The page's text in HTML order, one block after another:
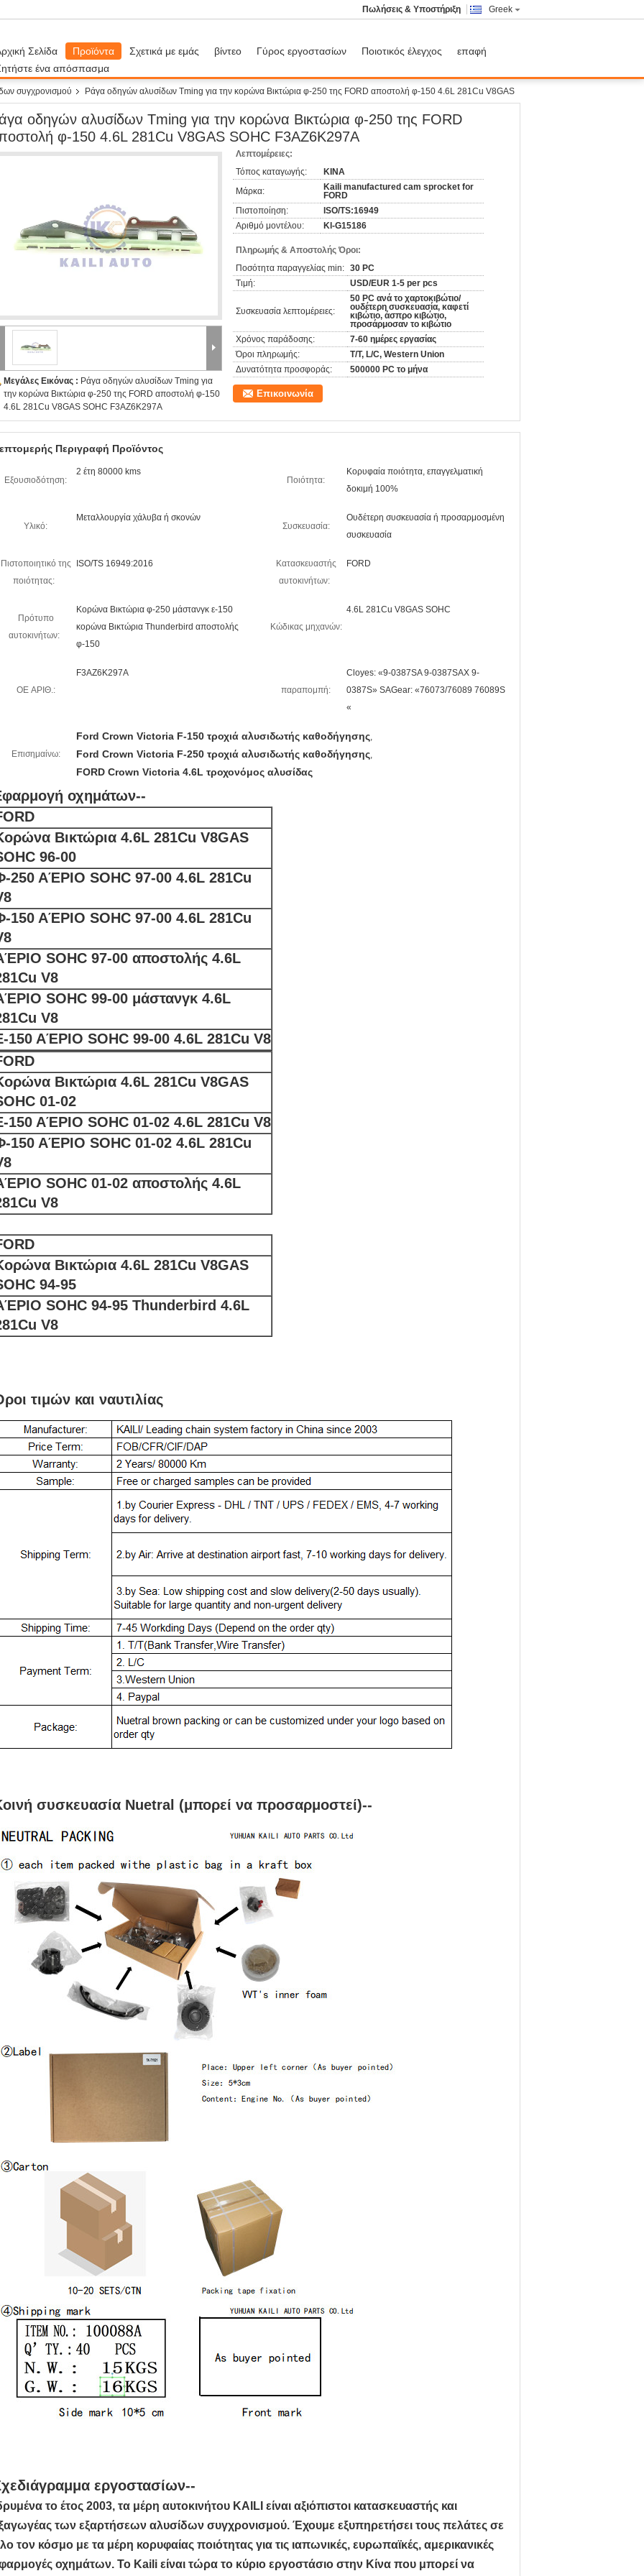
Greek
Πωλήσεις & Υποστήριξη
Σελίδα Προϊόντα Σχετικά με εμάς βίντεο Γύρος εργοστασίων Ποιοτικός έλεγχος
επαφή
ένα απόσπασμα
συγχρονισμού Ράγα οδηγών αλυσίδων Tming για την κορώνα Βικτώρια φ-250 της FORD αποστολή φ-150 4.6L 281Cu V8GAS
οδηγών αλυσίδων Tming για την κορώνα Βικτώρια φ-250 της FORD
φ-150 4.6L 281Cu V8GAS SOHC F3AZ6K297A
Μεγάλες Εικόνας : Ράγα οδηγών αλυσίδων Tming για
την κορώνα Βικτώρια φ-250 της FORD αποστολή φ-150
4.6L 281Cu V8GAS SOHC F3AZ6K297A
Λεπτομέρειες:
Τόπος καταγωγής:
ΚΙΝΑ
Μάρκα:
Kaili manufactured cam sprocket for
FORD
Πιστοποίηση:
ISO/TS:16949
Αριθμό μοντέλου:
Kl-G15186
Πληρωμής & Αποστολής Όροι:
Ποσότητα παραγγελίας min: 30 PC
Τιμή:
USD/EUR 1-5 per pcs
Συσκευασία λεπτομέρειες:
50 PC ανά το χαρτοκιβώτιο/
ουδέτερη συσκευασία, καφετί
κιβώτιο, άσπρο κιβώτιο,
προσάρμοσαν το κιβώτιο
Χρόνος παράδοσης:
7-60 ημέρες εργασίας
Όροι πληρωμής:
T/T, L/C, Western Union
Δυνατότητα προσφοράς:
500000 PC το μήνα
Επικοινωνία
Περιγραφή Προϊόντος
Εξουσιοδότηση:
2 έτη 80000 kms
Ποιότητα:
Κορυφαία ποιότητα, επαγγελματική
δοκιμή 100%
Υλικό:
Μεταλλουργία χάλυβα ή σκονών
Συσκευασία:
Ουδέτερη συσκευασία ή προσαρμοσμένη
συσκευασία
Πιστοποιητικό της
ποιότητας:
ISO/TS 16949:2016
Κατασκευαστής
αυτοκινήτων:
FORD
Πρότυπο
αυτοκινήτων:
Κορώνα Βικτώρια φ-250 μάστανγκ ε-150
κορώνα Βικτώρια Thunderbird αποστολής
φ-150
Κώδικας μηχανών:
4.6L 281Cu V8GAS SOHC
OE ΑΡΙΘ.:
F3AZ6K297A
παραπομπή:
Cloyes: «9-0387SA 9-0387SAX 9-
0387S» SAGear: «76073/76089 76089S
«
Επισημαίνω:
Ford Crown Victoria F-150 τροχιά αλυσιδωτής καθοδήγησης,
Ford Crown Victoria F-250 τροχιά αλυσιδωτής καθοδήγησης,
FORD Crown Victoria 4.6L τροχονόμος αλυσίδας
οχημάτων--
Βικτώρια 4.6L 281Cu V8GAS
96-00
250 ΑΈΡΙΟ SOHC 97-00 4.6L 281Cu
150 ΑΈΡΙΟ SOHC 97-00 4.6L 281Cu
SOHC 97-00 αποστολής 4.6L
V8
SOHC 99-00 μάστανγκ 4.6L
V8
150 ΑΈΡΙΟ SOHC 99-00 4.6L 281Cu V8
Βικτώρια 4.6L 281Cu V8GAS
01-02
150 ΑΈΡΙΟ SOHC 01-02 4.6L 281Cu V8
150 ΑΈΡΙΟ SOHC 01-02 4.6L 281Cu
SOHC 01-02 αποστολής 4.6L
V8
Βικτώρια 4.6L 281Cu V8GAS
94-95
SOHC 94-95 Thunderbird 4.6L
V8
τιμών και ναυτιλίας
συσκευασία Nuetral (μπορεί να προσαρμοστεί)--
εργοστασίων--
το έτος 2003, τα μέρη αυτοκινήτου KAILI είναι αξιόπιστοι κατασκευαστής και
των εξαρτήσεων αλυσίδων συγχρονισμού. Έχουμε εξυπηρετήσει τους πελάτες σε
τον κόσμο με τα μέρη κορυφαίας ποιότητας για τις ιαπωνικές, ευρωπαϊκές, αμερικανικές
οχημάτων. Το Kaili είναι τώρα το κύριο εργοστάσιο στην Κίνα που μπορεί να